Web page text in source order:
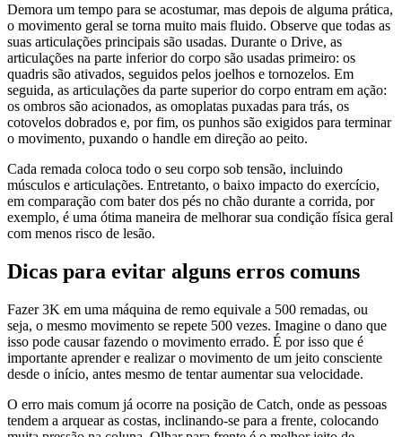
Demora um tempo para se acostumar, mas depois de alguma prática,
o movimento geral se torna muito mais fluido. Observe que todas as
suas articulações principais são usadas. Durante o Drive, as
articulações na parte inferior do corpo são usadas primeiro: os
quadris são ativados, seguidos pelos joelhos e tornozelos. Em
seguida, as articulações da parte superior do corpo entram em ação:
os ombros são acionados, as omoplatas puxadas para trás, os
cotovelos dobrados e, por fim, os punhos são exigidos para terminar
o movimento, puxando o handle em direção ao peito.
Cada remada coloca todo o seu corpo sob tensão, incluindo
músculos e articulações. Entretanto, o baixo impacto do exercício,
em comparação com bater dos pés no chão durante a corrida, por
exemplo, é uma ótima maneira de melhorar sua condição física geral
com menos risco de lesão.
Dicas para evitar alguns erros comuns
Fazer 3K em uma máquina de remo equivale a 500 remadas, ou
seja, o mesmo movimento se repete 500 vezes. Imagine o dano que
isso pode causar fazendo o movimento errado. É por isso que é
importante aprender e realizar o movimento de um jeito consciente
desde o início, antes mesmo de tentar aumentar sua velocidade.
O erro mais comum já ocorre na posição de Catch, onde as pessoas
tendem a arquear as costas, inclinando-se para a frente, colocando